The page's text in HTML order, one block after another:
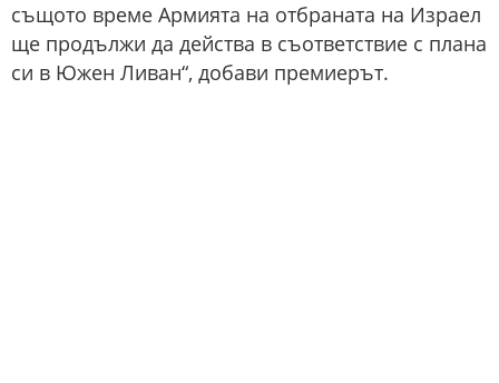
същото време Армията на отбраната на Израел
ще продължи да действа в съответствие с плана
си в Южен Ливан“, добави премиерът.